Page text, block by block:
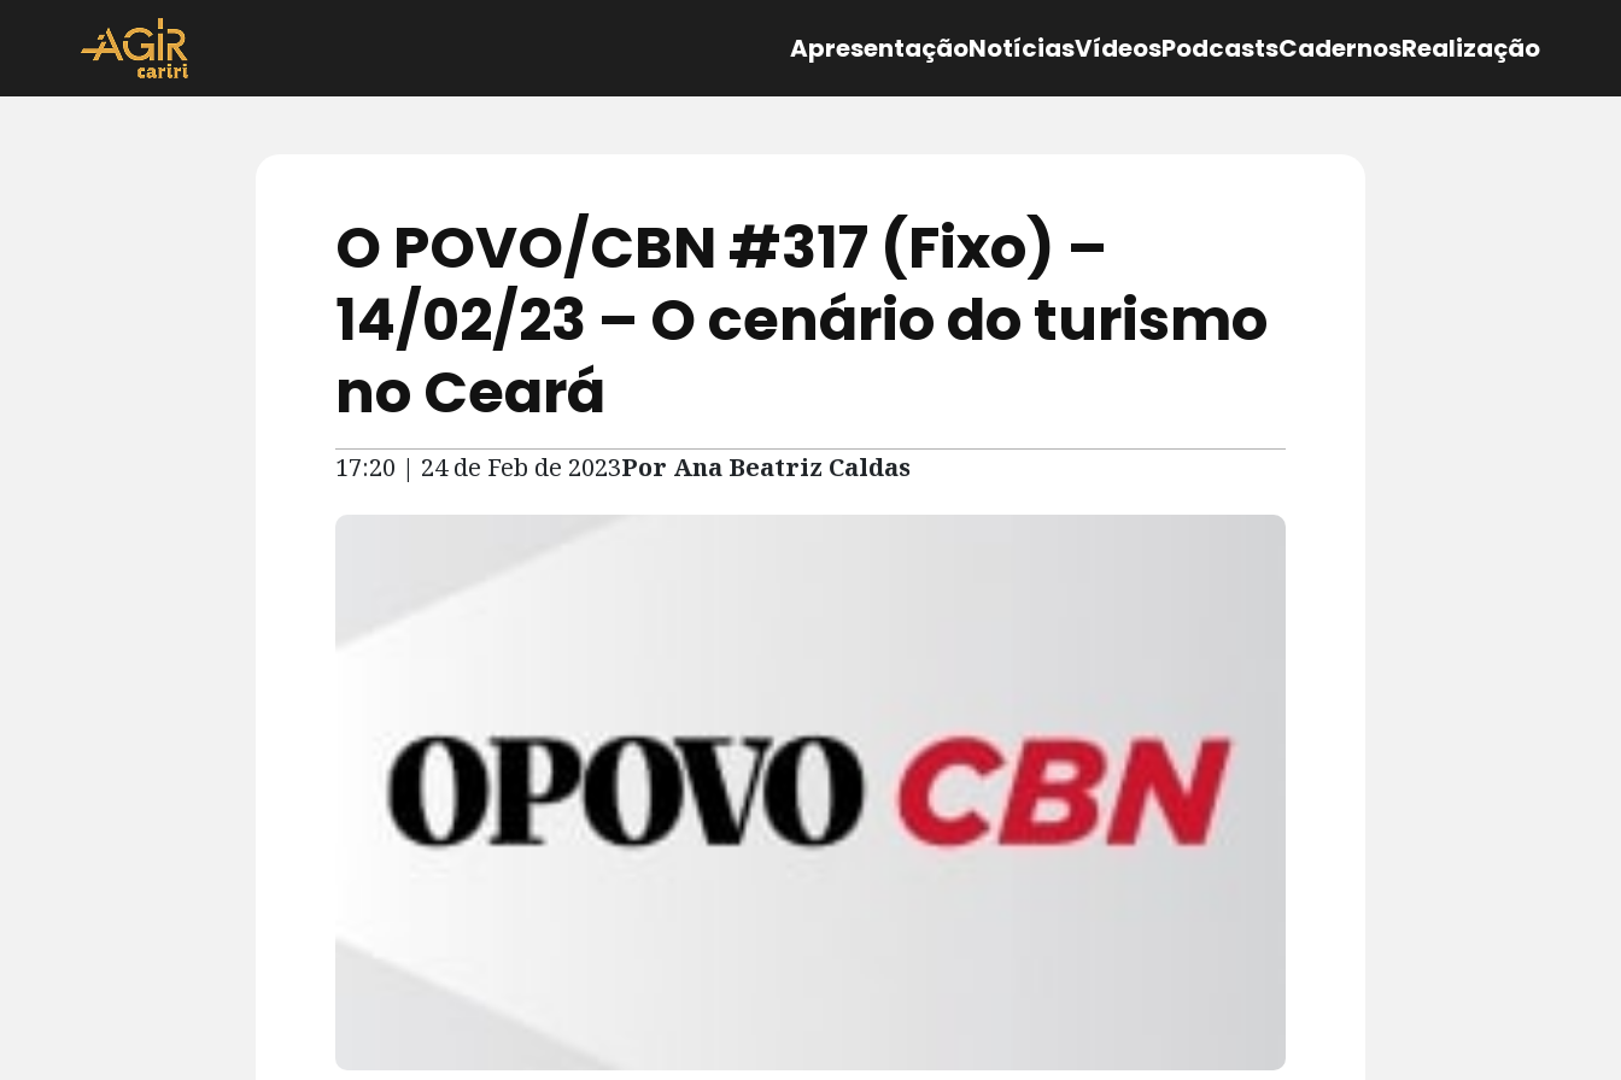
ApresentaçãoNotíciasVídeosPodcastsCadernosRealização
O POVO/CBN #317 (Fixo) –
14/02/23 – O cenário do turismo
no Ceará
17:20 | 24 de Feb de 2023Por Ana Beatriz Caldas